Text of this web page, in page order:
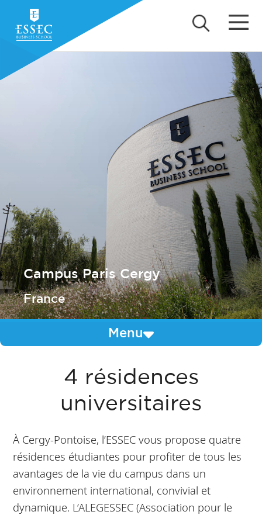
Campus Paris Cergy
France
Menu
4 résidences
universitaires
À Cergy-Pontoise, l’ESSEC vous propose quatre
résidences étudiantes pour profiter de tous les
avantages de la vie du campus dans un
environnement international, convivial et
dynamique. L’ALEGESSEC (Association pour le